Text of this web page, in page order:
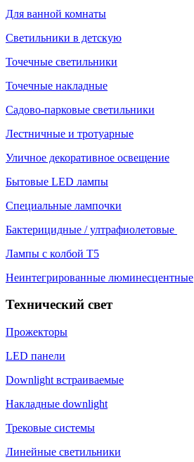
Для ванной комнаты
Светильники в детскую
Точечные светильники
Точечные накладные
Садово-парковые светильники
Лестничные и тротуарные
Уличное декоративное освещение
Бытовые LED лампы
Специальные лампочки
Бактерицидные / ултрафиолетовые
Лампы с колбой Т5
Неинтегрированные люминесцентные
Технический свет
Прожекторы
LED панели
Downlight встраиваемые
Накладные downlight
Трековые системы
Линейные светильники